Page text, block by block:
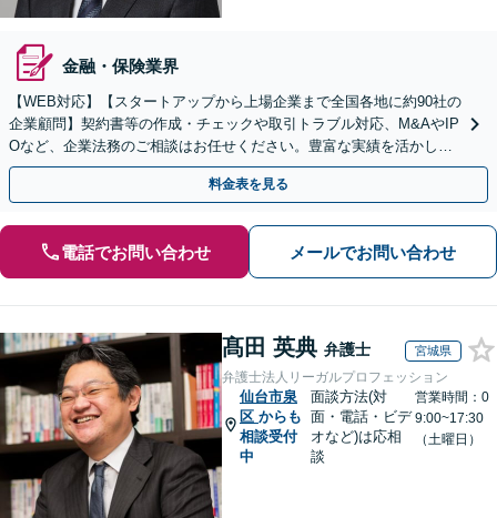
金融・保険業界
【WEB対応】【スタートアップから上場企業まで全国各地に約90社の
企業顧問】契約書等の作成・チェックや取引トラブル対応、M&AやIP
Oなど、企業法務のご相談はお任せください。豊富な実績を活かし的
確に対応を進めてまいります。
料金表を見る
電話でお問い合わせ メールでお問い合わせ
髙田 英典 弁護士 宮城県
弁護士法人リーガルプロフェッション
仙台市泉
区 からも
相談受付
中
面談方法(対
面・電話・ビデ
オなど)は応相
談
営業時間：0
9:00~17:30
（土曜日）